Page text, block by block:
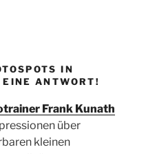
IN
ANTWORT!
Frank Kunath
über
kleinen